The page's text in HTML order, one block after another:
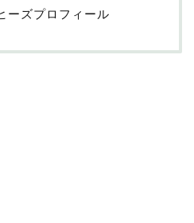
ーズプロフィール